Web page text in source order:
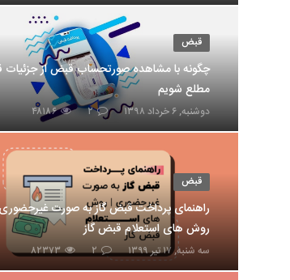
قبض
چگونه با مشاهده صورتحساب قبض از
مطلع شویم
دوشنبه, ۶ خرداد ۱۳۹۸ ۲ ۴۸۱۸۶
قبض
راهنمای پرداخت قبض گاز به صورت
روش های استعلام قبض گاز
سه شنبه, ۱۷ تیر ۱۳۹۹ ۲ ۸۲۳۷۳